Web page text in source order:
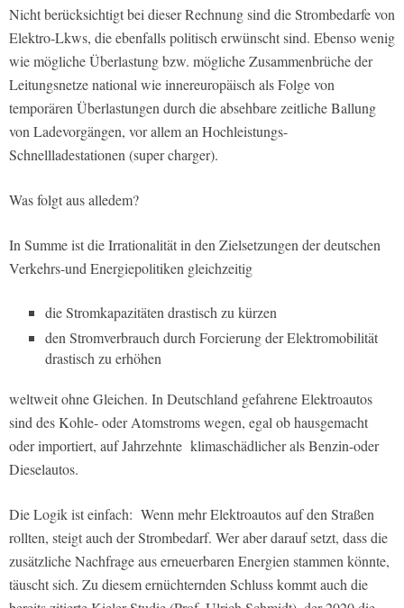
Nicht berücksichtigt bei dieser Rechnung sind die Strombedarfe von
Elektro-Lkws, die ebenfalls politisch erwünscht sind. Ebenso wenig
wie mögliche Überlastung bzw. mögliche Zusammenbrüche der
Leitungsnetze national wie innereuropäisch als Folge von
temporären Überlastungen durch die absehbare zeitliche Ballung
von Ladevorgängen, vor allem an Hochleistungs-
Schnellladestationen (super charger).
Was folgt aus alledem?
In Summe ist die Irrationalität in den Zielsetzungen der deutschen
Verkehrs-und Energiepolitiken gleichzeitig
die Stromkapazitäten drastisch zu kürzen
den Stromverbrauch durch Forcierung der Elektromobilität
drastisch zu erhöhen
weltweit ohne Gleichen. In Deutschland gefahrene Elektroautos
sind des Kohle- oder Atomstroms wegen, egal ob hausgemacht
oder importiert, auf Jahrzehnte klimaschädlicher als Benzin-oder
Dieselautos.
Die Logik ist einfach: Wenn mehr Elektroautos auf den Straßen
rollten, steigt auch der Strombedarf. Wer aber darauf setzt, dass die
zusätzliche Nachfrage aus erneuerbaren Energien stammen könnte,
täuscht sich. Zu diesem ernüchternden Schluss kommt auch die